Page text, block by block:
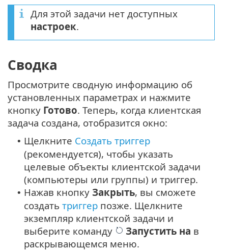
Для этой задачи нет доступных
настроек.
Сводка
Просмотрите сводную информацию об
установленных параметрах и нажмите
кнопку Готово. Теперь, когда клиентская
задача создана, отобразится окно:
• Щелкните Создать триггер
(рекомендуется), чтобы указать
целевые объекты клиентской задачи
(компьютеры или группы) и триггер.
• Нажав кнопку Закрыть, вы сможете
создать триггер позже. Щелкните
экземпляр клиентской задачи и
выберите команду
Запустить на в
раскрывающемся меню.